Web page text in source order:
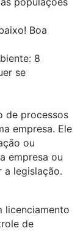
Boa
8
se
de processos
empresa. Ele
ou
empresa ou
a legislação.
licenciamento
de